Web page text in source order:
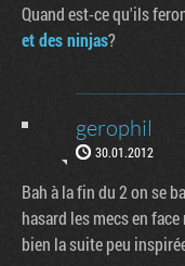
Quand est-ce qu'ils
et des ninjas?
gerophil
30.01.2012
Bah à la fin du 2 on se
hasard les mecs en
bien la suite peu